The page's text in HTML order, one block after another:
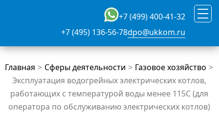
+7 (499) 400-41-32
+7 (495) 136-56-78dpo@ukkom.ru
Главная Сферы деятельности
Газовое хозяйство
Эксплуатация водогрейных электрических котлов,
работающих с температурой воды менее 115С (для
оператора по обслуживанию электрических котлов)